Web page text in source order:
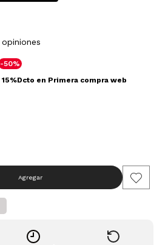
opiniones
-50%
15%Dcto en Primera compra web
Agregar